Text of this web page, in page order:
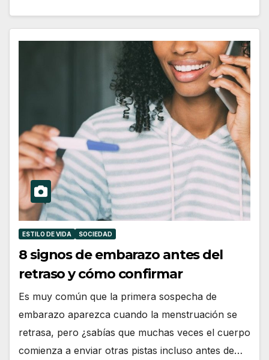
ESTILO DE VIDA SOCIEDAD
8 signos de embarazo antes del
retraso y cómo confirmar
Es muy común que la primera sospecha de
embarazo aparezca cuando la menstruación se
retrasa, pero ¿sabías que muchas veces el cuerpo
comienza a enviar otras pistas incluso antes de…